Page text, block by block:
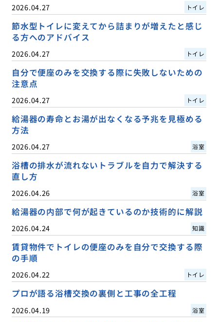
2026.04.27 トイレ
節水型トイレに変えてから詰まりが増えたと感じ
る方へのアドバイス
2026.04.27 トイレ
自分で便座のみを交換する際に失敗しないための
注意点
2026.04.27 トイレ
給湯器の寿命とお湯が出なくなる予兆を見極める
方法
2026.04.27 浴室
浴槽の排水が流れないトラブルを自力で解決する
直し方
2026.04.26 浴室
給湯器の内部で何が起きているのか技術的に解説
2026.04.24 知識
賃貸物件でトイレの便座のみを自分で交換する際
の手順
2026.04.22 トイレ
プロが語る浴槽交換の裏側と工事の全工程
2026.04.19 浴室